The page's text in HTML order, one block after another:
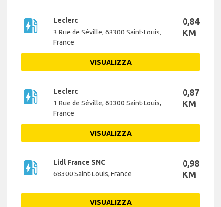
ev_station
Leclerc
3 Rue de Séville, 68300 Saint-Louis,
France
0,84
KM
VISUALIZZA
ev_station
Leclerc
1 Rue de Séville, 68300 Saint-Louis,
France
0,87
KM
VISUALIZZA
ev_station
Lidl France SNC
68300 Saint-Louis, France
0,98
KM
VISUALIZZA